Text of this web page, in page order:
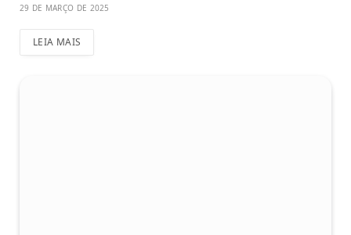
29 DE MARÇO DE 2025
LEIA MAIS